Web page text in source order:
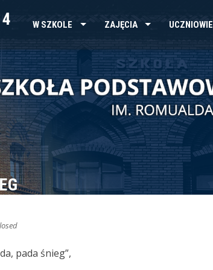
W SZKOLE ZAJĘCIA UCZNIOWIE
pada śnieg”,